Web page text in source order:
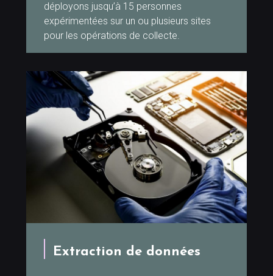
déployons jusqu’à 15 personnes
expérimentées sur un ou plusieurs sites
pour les opérations de collecte.
Extraction de données